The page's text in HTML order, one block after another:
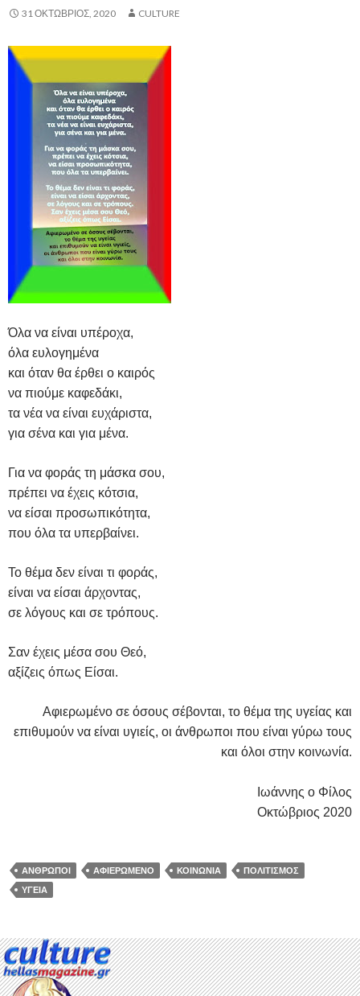
31 ΟΚΤΏΒΡΙΟΣ, 2020 CULTURE
Όλα να είναι υπέροχα,
όλα ευλογημένα
και όταν θα έρθει ο καιρός
να πιούμε καφεδάκι,
τα νέα να είναι ευχάριστα,
για σένα και για μένα.
Για να φοράς τη μάσκα σου,
πρέπει να έχεις κότσια,
να είσαι προσωπικότητα,
που όλα τα υπερβαίνει.
Το θέμα δεν είναι τι φοράς,
είναι να είσαι άρχοντας,
σε λόγους και σε τρόπους.
Σαν έχεις μέσα σου Θεό,
αξίζεις όπως Είσαι.
Αφιερωμένο σε όσους σέβονται, το θέμα της υγείας και
επιθυμούν να είναι υγιείς, οι άνθρωποι που είναι γύρω τους
και όλοι στην κοινωνία.
Ιωάννης ο Φίλος
Οκτώβριος 2020
ΆΝΘΡΩΠΟΙ ΑΦΙΕΡΩΜΈΝΟ ΚΟΙΝΩΝΊΑ
ΠΟΛΙΤΙΣΜΌΣ
ΥΓΕΊΑ